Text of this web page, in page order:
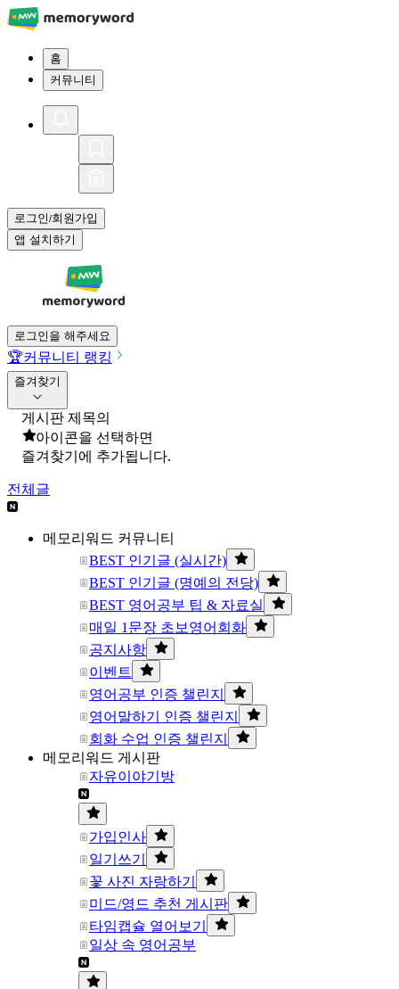
홈
커뮤니티
로그인/회원가입
앱 설치하기
로그인을 해주세요
🏆커뮤니티 랭킹
즐겨찾기
게시판 제목의
아이콘을 선택하면
즐겨찾기에 추가됩니다.
전체글
메모리워드 커뮤니티
BEST 인기글 (실시간)
BEST 인기글 (명예의 전당)
BEST 영어공부 팁 & 자료실
매일 1문장 초보영어회화
공지사항
이벤트
영어공부 인증 챌린지
영어말하기 인증 챌린지
회화 수업 인증 챌린지
메모리워드 게시판
자유이야기방
가입인사
일기쓰기
꽃 사진 자랑하기
미드/영드 추천 게시판
타임캡슐 열어보기
일상 속 영어공부